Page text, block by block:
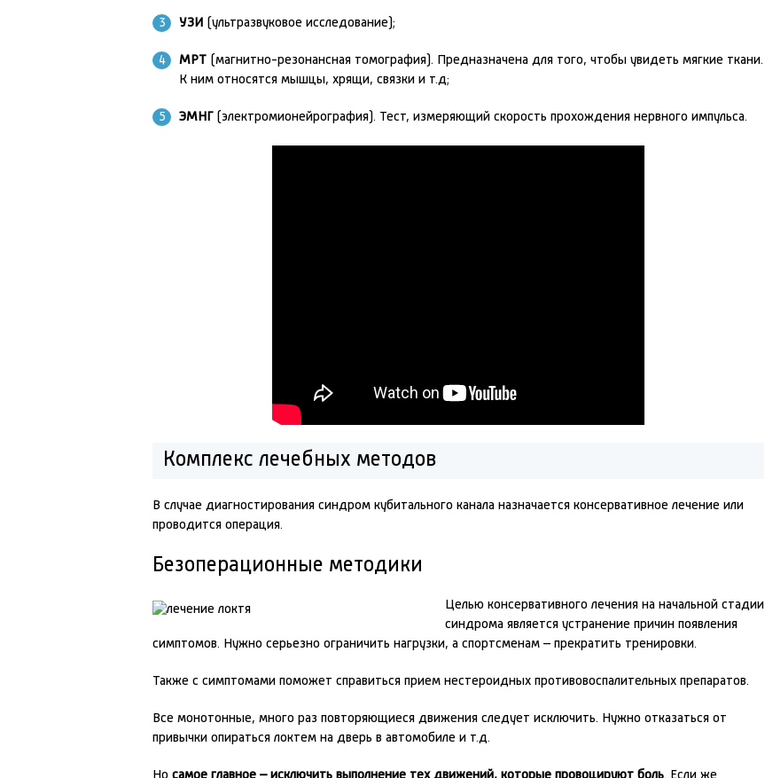
УЗИ (ультразвуковое исследование);
МРТ (магнитно-резонансная томография). Предназначена для того, чтобы увидеть мягкие ткани.
К ним относятся мышцы, хрящи, связки и т.д;
ЭМНГ(электромионейрография). Тест, измеряющий скорость прохождения нервного импульса.
Комплекс лечебных методов
В случае диагностирования синдром кубитального канала назначается консервативное лечение или
проводится операция.
Безоперационные методики
Целью консервативного лечения на начальной стадии
синдрома является устранение причин появления
симптомов. Нужно серьезно ограничить нагрузки, а спортсменам – прекратить тренировки.
Также с симптомами поможет справиться прием нестероидных противовоспалительных препаратов.
Все монотонные, много раз повторяющиеся движения следует исключить. Нужно отказаться от
привычки опираться локтем на дверь в автомобиле и т.д.